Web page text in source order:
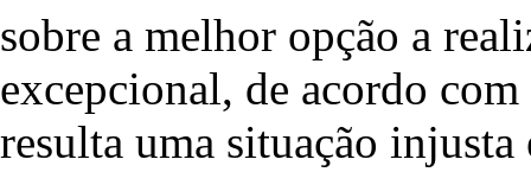
sobre a melhor opção a
excepcional, de acordo
resulta uma situação